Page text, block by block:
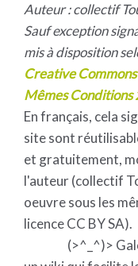
Auteur : collectif
Sauf exception
mis à disposition
Creative
Mêmes Conditions
En français, cela
site sont
et gratuitement,
l'auteur (collectif
oeuvre sous les
licence CC BY SA).
(>^_^)>